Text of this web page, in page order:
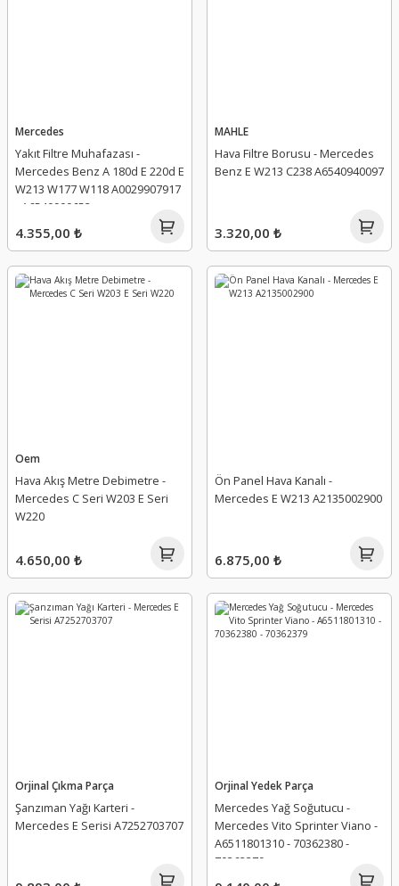
Mercedes
Yakıt Filtre Muhafazası -
Mercedes Benz A 180d E 220d E
W213 W177 W118 A0029907917
- A6540900652
4.355,00 ₺
MAHLE
Hava Filtre Borusu - Mercedes
Benz E W213 C238 A6540940097
3.320,00 ₺
Oem
Hava Akış Metre Debimetre -
Mercedes C Seri W203 E Seri
W220
4.650,00 ₺
Ön Panel Hava Kanalı -
Mercedes E W213 A2135002900
6.875,00 ₺
Orjinal Çıkma Parça
Şanzıman Yağı Karteri -
Mercedes E Serisi A7252703707
Orjinal Yedek Parça
Mercedes Yağ Soğutucu -
Mercedes Vito Sprinter Viano -
A6511801310 - 70362380 -
70362379